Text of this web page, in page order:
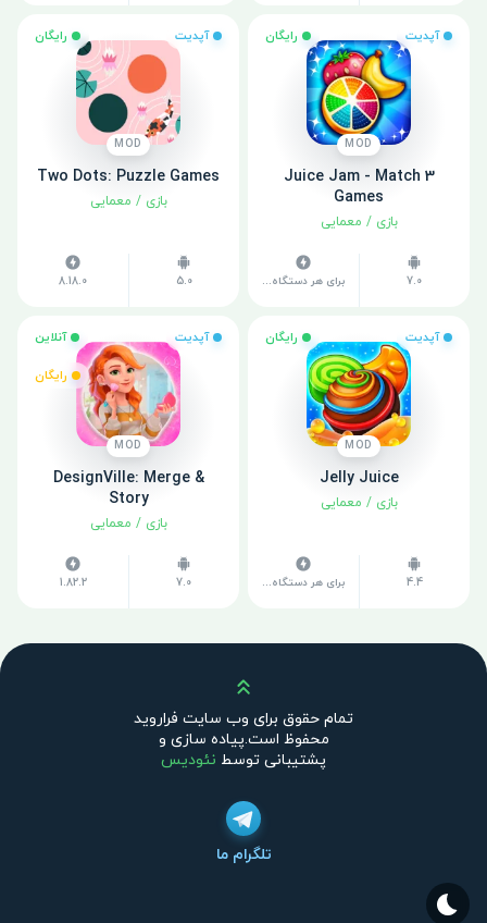
آپدیت رایگان
MOD
Juice Jam - Match 3
Games
بازی / معمایی
7.0 برای هر دستگاه متفاوت است
آپدیت رایگان
MOD
Two Dots: Puzzle Games
بازی / معمایی
5.0
8.18.0
آپدیت رایگان
MOD
Jelly Juice
بازی / معمایی
4.4 برای هر دستگاه متفاوت است
آپدیت آنلاین
رایگان
MOD
DesignVille: Merge &
Story
بازی / معمایی
7.0
1.82.2
بالا
تمام حقوق برای وب سایت فراروید
محفوظ است.پیاده سازی و
پشتیبانی توسط نئودیس
تلگرام ما